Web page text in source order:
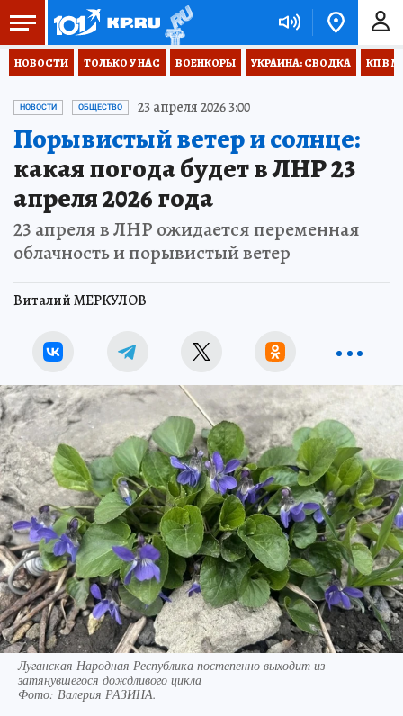
НОВОСТИ ТОЛЬКО У НАС ВОЕНКОРЫ УКРАИНА: СВОДКА КП В
НОВОСТИ ОБЩЕСТВО 23 апреля 2026 3:00
Порывистый ветер и солнце:
какая погода будет в ЛНР 23
апреля 2026 года
23 апреля в ЛНР ожидается переменная
облачность и порывистый ветер
Виталий МЕРКУЛОВ
Луганская Народная Республика постепенно выходит из
затянувшегося дождливого цикла
Фото: Валерия РАЗИНА.